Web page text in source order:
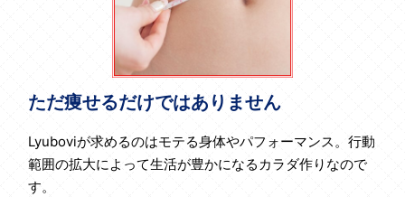
ただ痩せるだけではありません
Lyuboviが求めるのはモテる身体やパフォーマンス。行動
範囲の拡大によって生活が豊かになるカラダ作りなので
す。